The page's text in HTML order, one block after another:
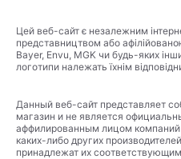
Цей веб-сайт є незалежним
представництвом або
Bayer, Envu, MGK чи будь-яких
логотипи належать їхнім
Данный веб-сайт представляет
магазин и не является
аффилированным лицом компаний
каких-либо других
принадлежат их